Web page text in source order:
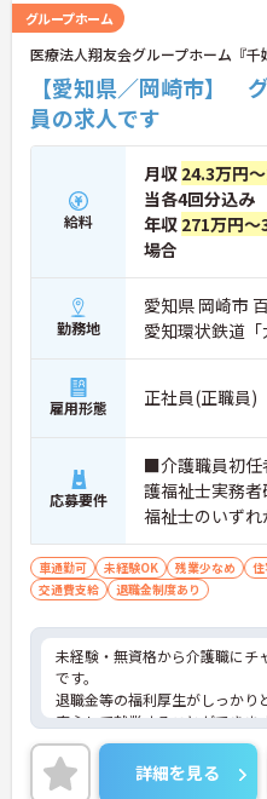
分に活かし、ご自身の生活も
に活躍できるおすすめの環境です
★おすすめPOINT★
【安定した経営基盤とキャリア
・全国140以上の施設を展開し
定法人が運営しています
・資格取得支援や職種別研修
スキルアップを応援しています
・昇格実績もあり頑張りがしっ
しの良い環境です
【最新設備による負担軽減と働
・見守り・服薬・記録にIOTを
担を軽減
・機器の導入にあたっては誰で
丁寧な指導を実施しています
【生活を支える充実の福利厚生】
・1食300円で施設と同じ食事
制度を利用できます ・徒歩や
意しています
グループホーム
医療法人翔友会グループホーム『千
【愛知県／岡崎市】
員の求人です
給料
月収 24.3万円
当各4回分込み
年収 271万円～
場合
勤務地
愛知県 岡崎市
愛知環状鉄道
雇用形態 正社員(正職員)
応募要件
■介護職員初任
護福祉士実務
福祉士のいず
未経験相談可
車通勤可 未経験OK 残業少なめ
交通費支給
退職金制度あり
未経験・無資格から介護職にチ
です。
退職金等の福利厚生がしっかり
安心して就業することができま
ご興味ある方には、面接対策ポ
詳細をお話しいたしますのでお
い！
詳細を見る